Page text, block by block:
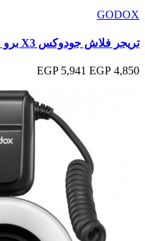
GODOX
تريجر فلاش جودوكس X3 برو C لكاميرات كانون
4,850 EGP
5,941 EGP